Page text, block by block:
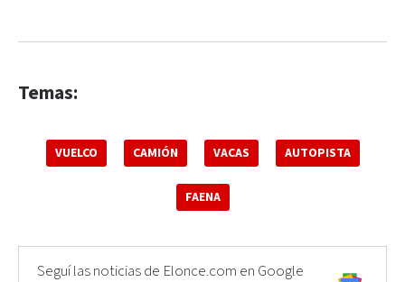
Temas:
VUELCO CAMIÓN VACAS AUTOPISTA
FAENA
Seguí las noticias de Elonce.com en Google